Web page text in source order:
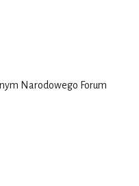
Narodowego Forum